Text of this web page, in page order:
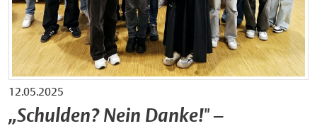
12.05.2025
„Schulden? Nein Danke!" –